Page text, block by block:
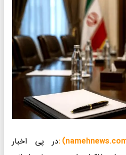
در پی اخبار